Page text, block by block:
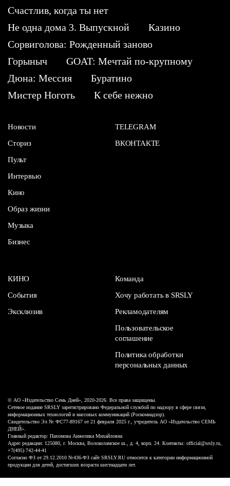
Счастлив, когда ты нет
Не одна дома 3. Выпускной
Казино
Сорвиголова: Рожденный заново
Горыныч
GOAT: Мечтай по-крупному
Дюна: Мессия
Буратино
Мистер Ноготь
К себе нежно
Новости
Сториз
Пульт
Интервью
Кино
Образ жизни
Музыка
Бизнес
TELEGRAM
ВКОНТАКТЕ
КИНО
События
Эксклюзив
Команда
Хочу работать в SRSLY
Рекламодателям
Пользовательское
соглашение
Политика обработки
персональных данных
© АО «Издательство Семь Дней», 2020-2026. Все права защищены.
Сетевое издание SRSLY зарегистрировано Федеральной службой по надзору в сфере связи,
информационных технологий и массовых коммуникаций (Роскомнадзор).
Свидетельство Эл № ФС77-89167 от 21 февраля 2025 г., учредитель АО «Издательство СЕМЬ
ДНЕЙ».
Главный редактор: Пахомова Анжелика Михайловна
Адрес редакции: 125080, г. Москва, Волоколамское ш., д. 4, корп. 24. Контакты: official@srsly.ru,
+7(495) 742-44-41
Согласно ФЗ от 29.12.2010 №436-ФЗ сайт SRSLY.RU относится к категории информационной
продукции для детей, достигших возраста шестнадцати лет.